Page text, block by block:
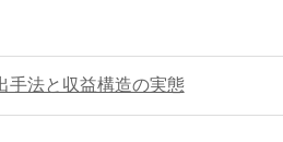
手法と収益構造の実態